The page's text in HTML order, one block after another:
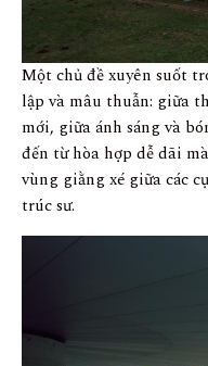
Một chủ đề xuyên suốt
lập và mâu thuẫn: giữa
mới, giữa ánh sáng và
đến từ hòa hợp dễ dãi
vùng giằng xé giữa các
trúc sư.